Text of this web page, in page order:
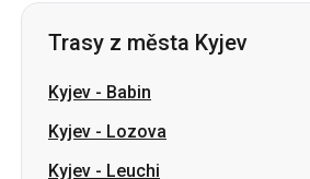
Trasy z města Kyjev
Kyjev - Babin
Kyjev - Lozova
Kyjev - Leuchi